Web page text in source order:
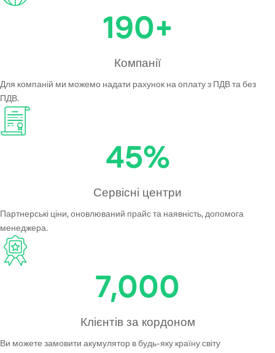
190+
Компанії
Для компаній ми можемо надати рахунок на оплату з ПДВ та без
ПДВ.
45%
Сервісні центри
Партнерські ціни, оновлюваний прайс та наявність, допомога
менеджера.
7,000
Клієнтів за кордоном
Ви можете замовити акумулятор в будь-яку країну світу